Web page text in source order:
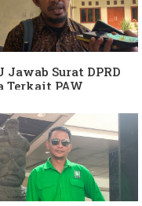
Jawab Surat DPRD
Terkait PAW